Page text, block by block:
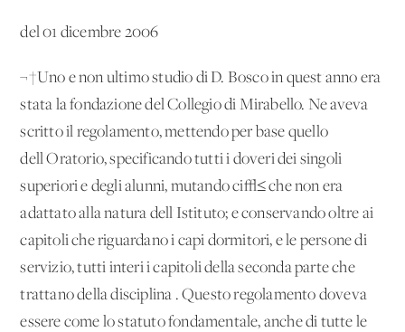
del 01 dicembre 2006
¬†Uno e non ultimo studio di D. Bosco in quest'anno era
stata la fondazione del Collegio di Mirabello. Ne aveva
scritto il regolamento, mettendo per base quello
dell'Oratorio, specificando tutti i doveri dei singoli
superiori e degli alunni, mutando ci√≤ che non era
adattato alla natura dell'Istituto; e conservando oltre ai
capitoli che riguardano i capi dormitori, e le persone di
servizio, tutti interi i capitoli della seconda parte che
trattano della disciplina . Questo regolamento doveva
essere come lo statuto fondamentale, anche di tutte le